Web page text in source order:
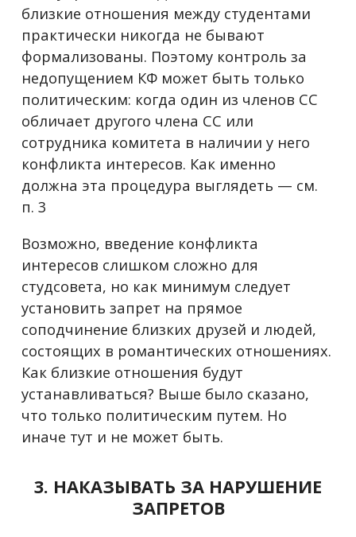
близкие отношения между студентами
практически никогда не бывают
формализованы. Поэтому контроль за
недопущением КФ может быть только
политическим: когда один из членов СС
обличает другого члена СС или
сотрудника комитета в наличии у него
конфликта интересов. Как именно
должна эта процедура выглядеть — см.
п. 3
Возможно, введение конфликта
интересов слишком сложно для
студсовета, но как минимум следует
установить запрет на прямое
соподчинение близких друзей и людей,
состоящих в романтических отношениях.
Как близкие отношения будут
устанавливаться? Выше было сказано,
что только политическим путем. Но
иначе тут и не может быть.
3. НАКАЗЫВАТЬ ЗА НАРУШЕНИЕ
ЗАПРЕТОВ